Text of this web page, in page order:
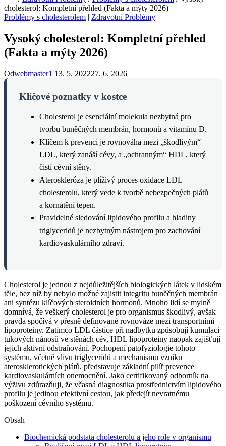
cholesterol: Kompletní přehled (Fakta a mýty 2026)
Problémy s cholesterolem | Zdravotní Problémy
Vysoký cholesterol: Kompletní přehled
(Fakta a mýty 2026)
Odwebmaster1 13. 5. 202227. 6. 2026
Klíčové poznatky v kostce
Cholesterol je esenciální molekula nezbytná pro
tvorbu buněčných membrán, hormonů a vitamínu D.
Klíčem k prevenci je rovnováha mezi „škodlivým“
LDL, který zanáší cévy, a „ochranným“ HDL, který
čistí cévní stěny.
Ateroskleróza je plíživý proces oxidace LDL
cholesterolu, který vede k tvorbě nebezpečných plátů
a kornatění tepen.
Pravidelné sledování lipidového profilu a hladiny
triglyceridů je nezbytným nástrojem pro zachování
kardiovaskulárního zdraví.
Cholesterol je jednou z nejdůležitějších biologických látek v lidském
těle, bez níž by nebylo možné zajistit integritu buněčných membrán
ani syntézu klíčových steroidních hormonů. Mnoho lidí se mylně
domnívá, že veškerý cholesterol je pro organismus škodlivý, avšak
pravda spočívá v přesně definované rovnováze mezi transportními
lipoproteiny. Zatímco LDL částice při nadbytku způsobují kumulaci
tukových nánosů ve stěnách cév, HDL lipoproteiny naopak zajišťují
jejich aktivní odstraňování. Pochopení patofyziologie tohoto
systému, včetně vlivu triglyceridů a mechanismu vzniku
aterosklerotických plátů, představuje základní pilíř prevence
kardiovaskulárních onemocnění. Jako certifikovaný odborník na
výživu zdůrazňuji, že včasná diagnostika prostřednictvím lipidového
profilu je jedinou efektivní cestou, jak předejít nevratnému
poškození cévního systému.
Obsah
Biochemická podstata cholesterolu a jeho role v organismu